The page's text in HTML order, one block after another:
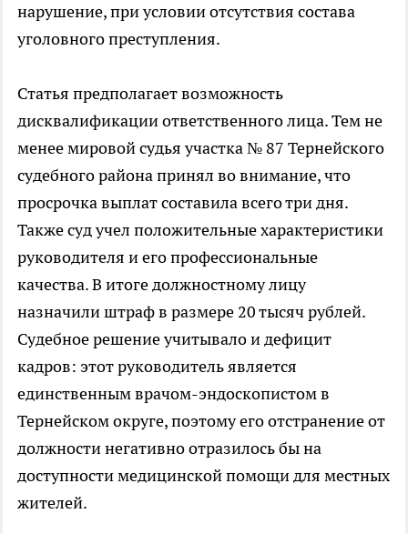
нарушение, при условии отсутствия состава
уголовного преступления.
Статья предполагает возможность
дисквалификации ответственного лица. Тем не
менее мировой судья участка № 87 Тернейского
судебного района принял во внимание, что
просрочка выплат составила всего три дня.
Также суд учел положительные характеристики
руководителя и его профессиональные
качества. В итоге должностному лицу
назначили штраф в размере 20 тысяч рублей.
Судебное решение учитывало и дефицит
кадров: этот руководитель является
единственным врачом-эндоскопистом в
Тернейском округе, поэтому его отстранение от
должности негативно отразилось бы на
доступности медицинской помощи для местных
жителей.